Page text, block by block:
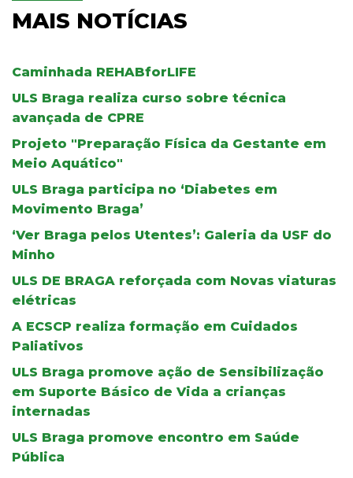
MAIS NOTÍCIAS
Caminhada REHABforLIFE
ULS Braga realiza curso sobre técnica
avançada de CPRE
Projeto "Preparação Física da Gestante em
Meio Aquático"
ULS Braga participa no ‘Diabetes em
Movimento Braga’
‘Ver Braga pelos Utentes’: Galeria da USF do
Minho
ULS DE BRAGA reforçada com Novas viaturas
elétricas
A ECSCP realiza formação em Cuidados
Paliativos
ULS Braga promove ação de Sensibilização
em Suporte Básico de Vida a crianças
internadas
ULS Braga promove encontro em Saúde
Pública